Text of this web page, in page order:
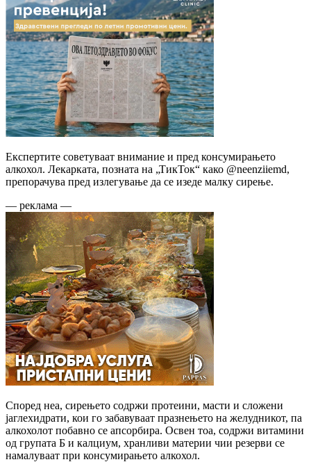
Експертите советуваат внимание и пред консумирањето
алкохол. Лекарката, позната на „ТикТок“ како @neenziiemd,
препорачува пред излегување да се изеде малку сирење.
— реклама —
Според неа, сирењето содржи протеини, масти и сложени
јаглехидрати, кои го забавуваат празнењето на желудникот, па
алкохолот побавно се апсорбира. Освен тоа, содржи витамини
од групата Б и калциум, хранливи материи чии резерви се
намалуваат при консумирањето алкохол.